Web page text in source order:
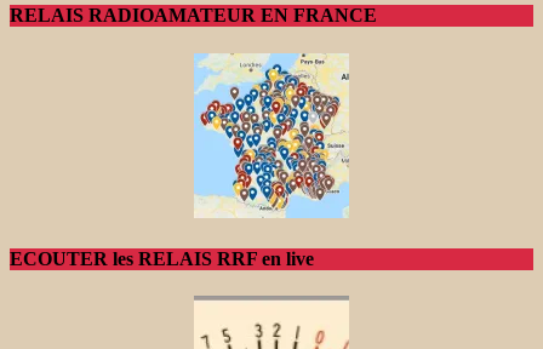
RELAIS RADIOAMATEUR EN FRANCE
ECOUTER les RELAIS RRF en live